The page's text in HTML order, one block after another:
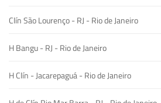
Clín São Lourenço - RJ - Rio de Janeiro
H Bangu - RJ - Rio de Janeiro
H Clín - Jacarepaguá - Rio de Janeiro